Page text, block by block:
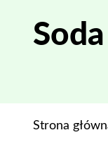
Strona